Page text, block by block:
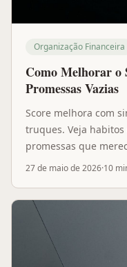
Organização Financeira
Como Melhorar o
Promessas Vazias
Score melhora com
truques. Veja
promessas que
27 de maio de 2026·10